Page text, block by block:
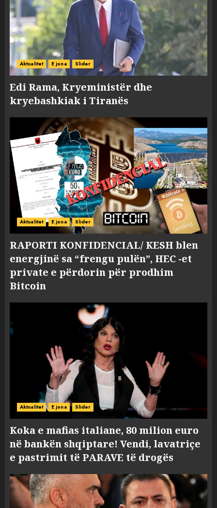
Aktualitet E jona Slider
Edi Rama, Kryeministër dhe
kryebashkiak i Tiranës
Aktualitet E jona Slider
RAPORTI KONFIDENCIAL/ KESH blen
energjinë sa “frengu pulën”, HEC -et
private e përdorin për prodhim
Bitcoin
Aktualitet E jona Slider
Koka e mafias italiane, 80 milion euro
në bankën shqiptare! Vendi, lavatriçe
e pastrimit të PARAVE të drogës